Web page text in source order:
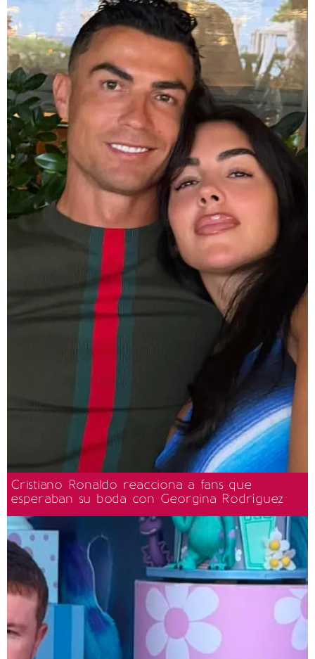
Cristiano Ronaldo reacciona a fans que
esperaban su boda con Georgina Rodríguez